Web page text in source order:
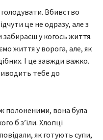
Вбивство
це не одразу, але з
у когось життя.
життя у ворога, але, як
І це завжди важко.
тебе до
полоненими, вона була
б з’їли. Хлопці
як готують супи,